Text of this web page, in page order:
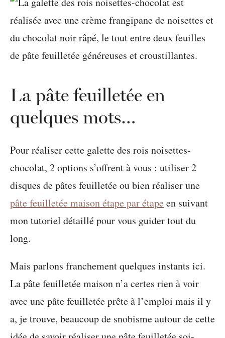
La pâte feuilletée en
quelques mots…
Pour réaliser cette galette des rois noisettes-
chocolat, 2 options s’offrent à vous : utiliser 2
disques de pâtes feuilletée ou bien réaliser une
pâte feuilletée maison étape par étape en suivant
mon tutoriel détaillé pour vous guider tout du
long.
Mais parlons franchement quelques instants ici.
La pâte feuilletée maison n’a certes rien à voir
avec une pâte feuilletée prête à l’emploi mais il y
a, je trouve, beaucoup de snobisme autour de cette